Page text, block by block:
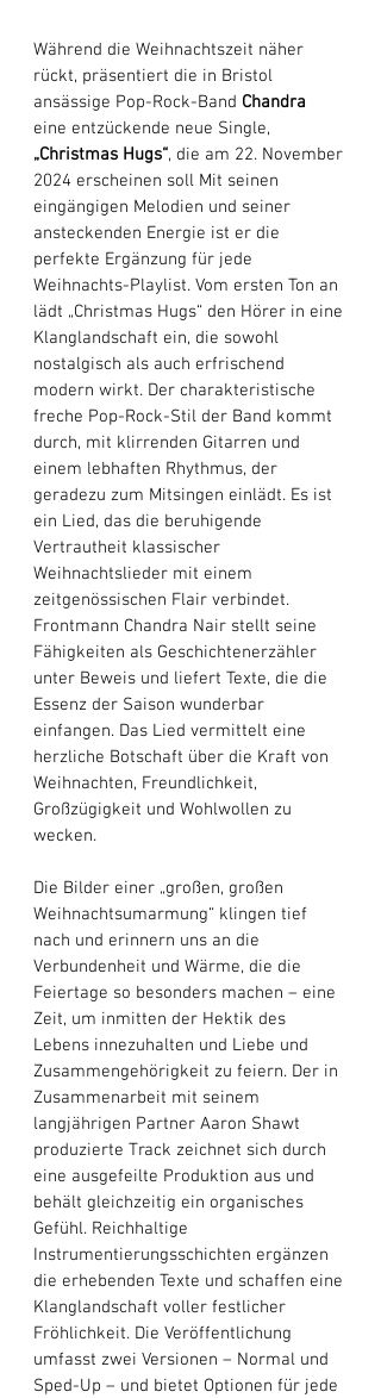
Während die Weihnachtszeit näher
rückt, präsentiert die in Bristol
ansässige Pop-Rock-Band Chandra
eine entzückende neue Single,
„Christmas Hugs“, die am 22. November
2024 erscheinen soll Mit seinen
eingängigen Melodien und seiner
ansteckenden Energie ist er die
perfekte Ergänzung für jede
Weihnachts-Playlist. Vom ersten Ton an
lädt „Christmas Hugs“ den Hörer in eine
Klanglandschaft ein, die sowohl
nostalgisch als auch erfrischend
modern wirkt. Der charakteristische
freche Pop-Rock-Stil der Band kommt
durch, mit klirrenden Gitarren und
einem lebhaften Rhythmus, der
geradezu zum Mitsingen einlädt. Es ist
ein Lied, das die beruhigende
Vertrautheit klassischer
Weihnachtslieder mit einem
zeitgenössischen Flair verbindet.
Frontmann Chandra Nair stellt seine
Fähigkeiten als Geschichtenerzähler
unter Beweis und liefert Texte, die die
Essenz der Saison wunderbar
einfangen. Das Lied vermittelt eine
herzliche Botschaft über die Kraft von
Weihnachten, Freundlichkeit,
Großzügigkeit und Wohlwollen zu
wecken.
Die Bilder einer „großen, großen
Weihnachtsumarmung“ klingen tief
nach und erinnern uns an die
Verbundenheit und Wärme, die die
Feiertage so besonders machen – eine
Zeit, um inmitten der Hektik des
Lebens innezuhalten und Liebe und
Zusammengehörigkeit zu feiern. Der in
Zusammenarbeit mit seinem
langjährigen Partner Aaron Shawt
produzierte Track zeichnet sich durch
eine ausgefeilte Produktion aus und
behält gleichzeitig ein organisches
Gefühl. Reichhaltige
Instrumentierungsschichten ergänzen
die erhebenden Texte und schaffen eine
Klanglandschaft voller festlicher
Fröhlichkeit. Die Veröffentlichung
umfasst zwei Versionen – Normal und
Sped-Up – und bietet Optionen für jede